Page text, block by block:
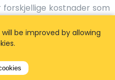
kostnader som
også en ventetid.Vi tilbyr
be improved by allowing